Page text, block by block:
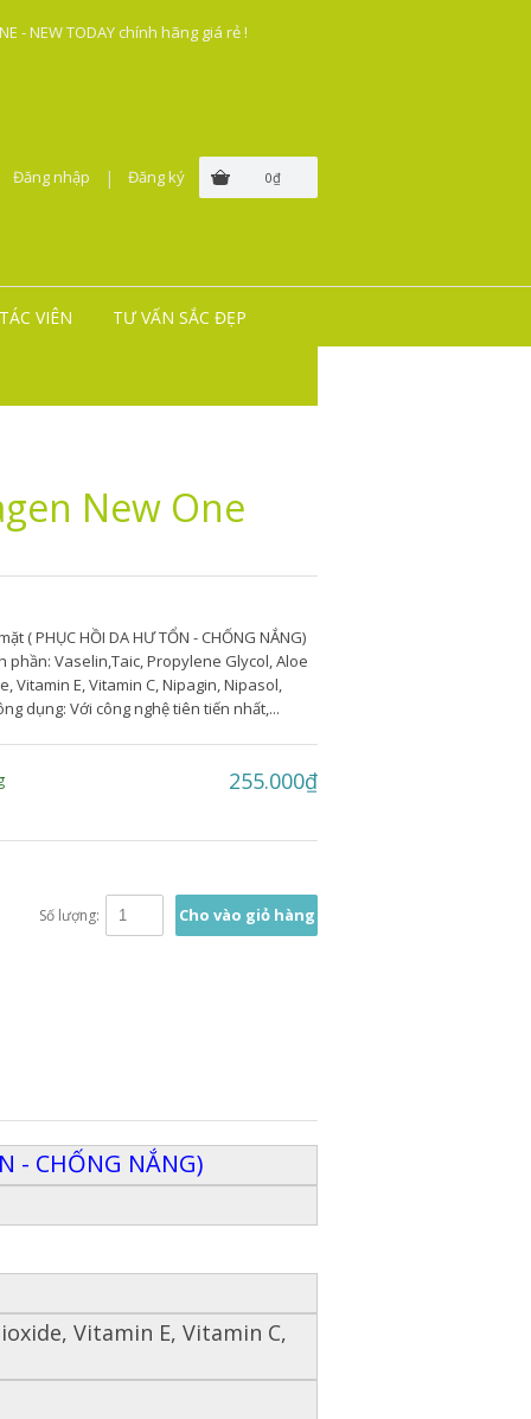
- NEW TODAY chính hãng giá rẻ !
0₫
Đăng nhập | Đăng ký
VIÊN TƯ VẤN SẮC ĐẸP
New One
( PHỤC HỒI DA HƯ TỔN - CHỐNG NẮNG)
phần: Vaselin,Taic, Propylene Glycol, Aloe
Vitamin E, Vitamin C, Nipagin, Nipasol,
dụng: Với công nghệ tiên tiến nhất,...
255.000₫
Cho vào giỏ hàng
Số lượng:
- CHỐNG NẮNG)
Vitamin E, Vitamin C,